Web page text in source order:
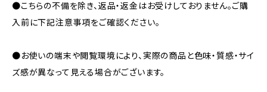
●こちらの不備を除き、返品・返金はお受けしておりません。ご購
入前に下記注意事項をご確認ください。
●お使いの端末や閲覧環境により、実際の商品と色味・質感・サイ
ズ感が異なって見える場合がございます。